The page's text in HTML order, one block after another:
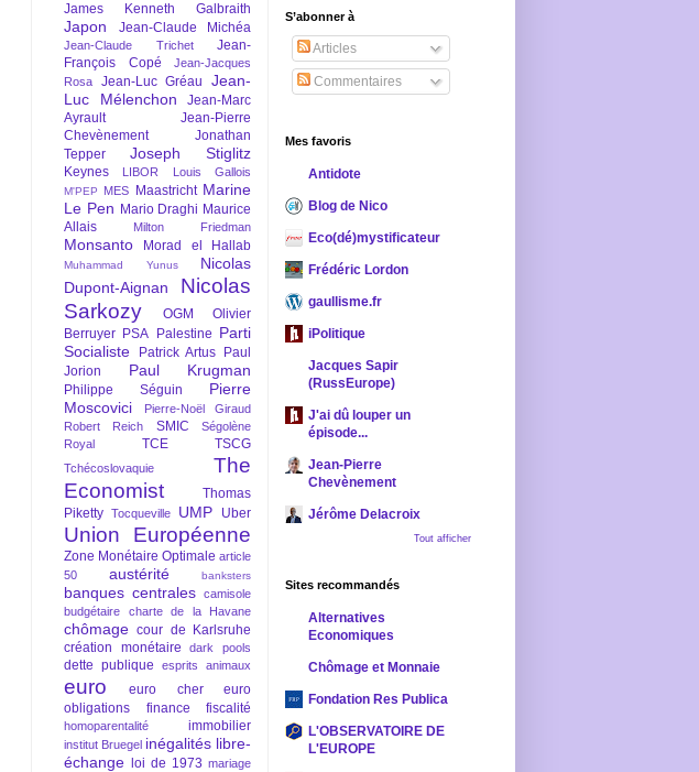
James Kenneth Galbraith
Japon Jean-Claude Michéa
Jean-Claude Trichet
Jean-
François Copé
Jean-Jacques
Rosa
Jean-Luc Gréau
Jean-
Luc Mélenchon
Jean-Marc
Ayrault
Jean-Pierre
Chevènement
Jonathan
Tepper
Joseph Stiglitz
Keynes LIBOR Louis Gallois
M'PEP MES Maastricht Marine
Le Pen Mario Draghi Maurice
Allais
Milton Friedman
Monsanto Morad el Hallab
Muhammad Yunus
Nicolas
Dupont-Aignan
Nicolas
Sarkozy
OGM
Olivier
Berruyer PSA Palestine Parti
Socialiste
Patrick Artus
Paul
Jorion
Paul Krugman
Philippe Séguin
Pierre
Moscovici
Pierre-Noël Giraud
Robert Reich
SMIC
Ségolène
Royal
TCE TSCG
Tchécoslovaquie
The
Economist
Thomas
Piketty Tocqueville UMP Uber
Union Européenne
Zone Monétaire Optimale article
50
austérité banksters
banques centrales camisole
budgétaire
charte de la Havane
chômage cour de Karlsruhe
création monétaire
dark pools
dette publique esprits animaux
euro euro cher
euro
obligations
finance fiscalité
homoparentalité immobilier
institut Bruegel inégalités libre-
échange
loi de 1973 mariage
S’abonner à
Articles
Commentaires
Mes favoris
Antidote
Blog de Nico
Eco(dé)mystificateur
Frédéric Lordon
gaullisme.fr
iPolitique
Jacques Sapir
(RussEurope)
J'ai dû louper un
épisode...
Jean-Pierre
Chevènement
Jérôme Delacroix
Tout afficher
Sites recommandés
Alternatives
Economiques
Chômage et Monnaie
Fondation Res Publica
L'OBSERVATOIRE DE
L'EUROPE